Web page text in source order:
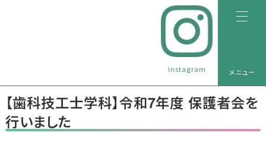
Instagram メニュー
【歯科技工士学科】令和7年度 保護者会を
行いました